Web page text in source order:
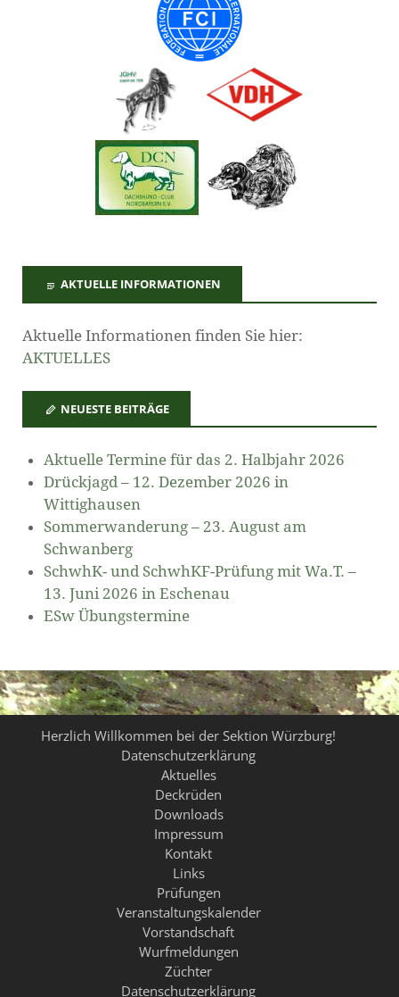
AKTUELLE INFORMATIONEN
Aktuelle Informationen finden Sie hier:
AKTUELLES
NEUESTE BEITRÄGE
Aktuelle Termine für das 2. Halbjahr 2026
Drückjagd – 12. Dezember 2026 in
Wittighausen
Sommerwanderung – 23. August am
Schwanberg
SchwhK- und SchwhKF-Prüfung mit Wa.T. –
13. Juni 2026 in Eschenau
ESw Übungstermine
Herzlich Willkommen bei der Sektion Würzburg!
Datenschutzerklärung
Aktuelles
Deckrüden
Downloads
Impressum
Kontakt
Links
Prüfungen
Veranstaltungskalender
Vorstandschaft
Wurfmeldungen
Züchter
Datenschutzerklärung